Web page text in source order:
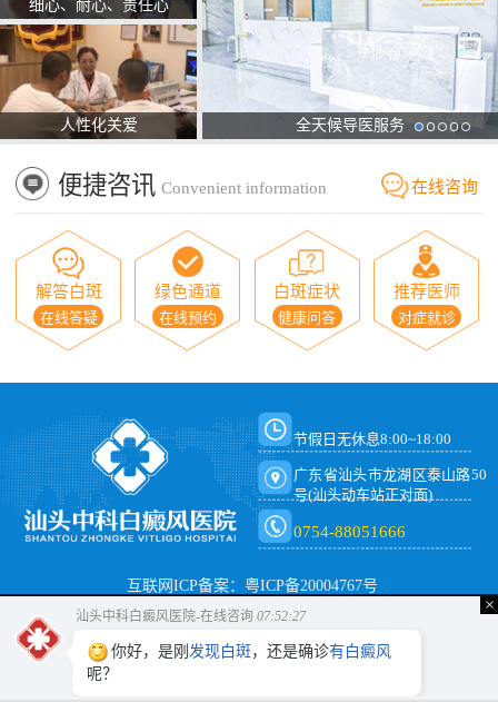
细心、耐心、责任心
人性化关爱 全天候导医服务
便捷咨讯 Convenient information 在线咨询
解答白斑
在线答疑
绿色通道
在线预约
白斑症状
健康问答
推荐医师
对症就诊
节假日无休息8:00~18:00
广东省汕头市龙湖区泰山路50
号(汕头动车站正对面)
0754-88051666
互联网ICP备案：粤ICP备20004767号
×
汕头中科白癜风医院-在线咨询 07:52:27
你好，是刚 发现白斑 ，还是确诊有白癜风
呢？